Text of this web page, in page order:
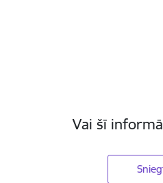
Vai šī